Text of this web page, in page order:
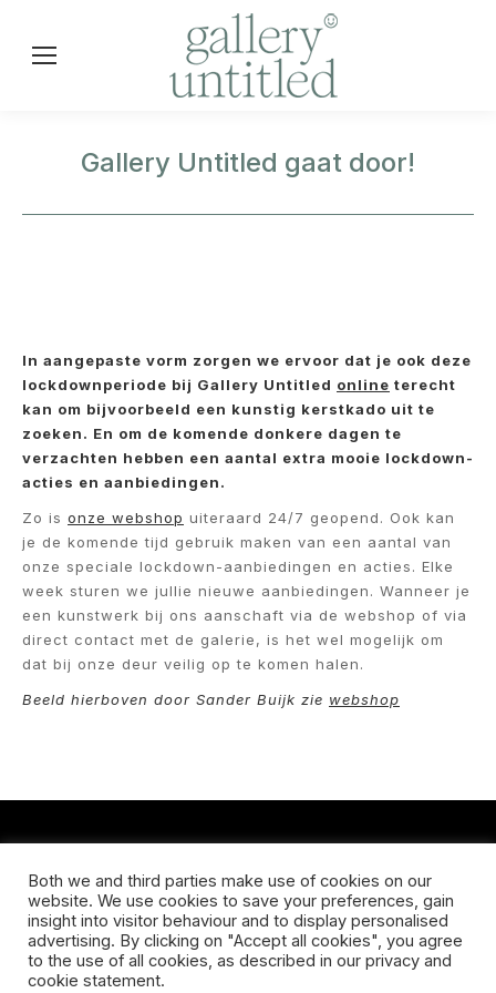
Gallery Untitled gaat door!
In aangepaste vorm zorgen we ervoor dat je ook deze
lockdownperiode bij Gallery Untitled online terecht
kan om bijvoorbeeld een kunstig kerstkado uit te
zoeken. En om de komende donkere dagen te
verzachten hebben een aantal extra mooie lockdown-
acties en aanbiedingen.
Zo is onze webshop uiteraard 24/7 geopend. Ook kan
je de komende tijd gebruik maken van een aantal van
onze speciale lockdown-aanbiedingen en acties. Elke
week sturen we jullie nieuwe aanbiedingen. Wanneer je
een kunstwerk bij ons aanschaft via de webshop of via
direct contact met de galerie, is het wel mogelijk om
dat bij onze deur veilig op te komen halen.
Beeld hierboven door Sander Buijk zie webshop
Koningsveldestraat 14
3037 VS Rotterdam
+31 (0) 651426758
info@galleryuntitled.nl
Both we and third parties make use of cookies on our
website. We use cookies to save your preferences, gain
insight into visitor behaviour and to display personalised
advertising. By clicking on "Accept all cookies", you agree
to the use of all cookies, as described in our privacy and
cookie statement.